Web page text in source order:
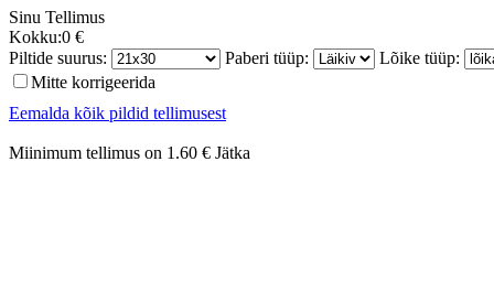
Sinu Tellimus
Kokku:0 €
Piltide suurus:
Paberi tüüp:
Lõike tüüp:
Mitte korrigeerida
Eemalda kõik pildid tellimusest
Miinimum tellimus on 1.60 € Jätka